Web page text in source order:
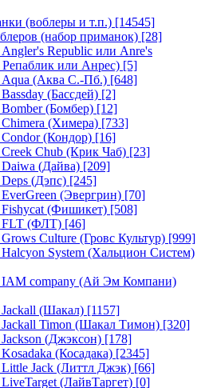
(воблеры и т.п.) [14545]
(набор приманок) [28]
Republic или Anre's
Репаблик или Анрес) [5]
(Аква С.-Пб.) [648]
(Бассдей) [2]
(Бомбер) [12]
(Химера) [733]
(Кондор) [16]
Chub (Крик Чаб) [23]
(Дайва) [209]
(Дэпс) [245]
(Эвергрин) [70]
(Фишикет) [508]
FLT (ФЛТ) [46]
Culture (Гровс Культур) [999]
System (Хальцион Систем)
company (Ай Эм Компани)
(Шакал) [1157]
Timon (Шакал Тимон) [320]
(Джэксон) [178]
(Косадака) [2345]
Jack (Литтл Джэк) [66]
(ЛайвТаргет) [0]